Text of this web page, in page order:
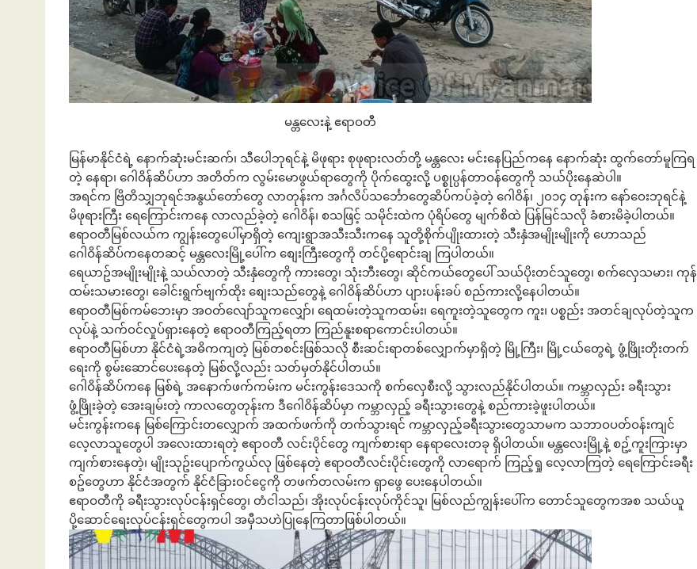
မန္တလေးနဲ့ ဧရာဝတီ
မြန်မာနိုင်ငံရဲ့ နောက်ဆုံးမင်းဆက်၊ သီပေါဘုရင်နဲ့ မိဖုရား စုဖုရားလတ်တို့ မန္တလေး မင်းနေပြည်ကနေ နောက်ဆုံး ထွက်တော်မူကြရ
တဲ့ နေရာ၊ ဂေါဝိန်ဆိပ်ဟာ အတိတ်က လွမ်းမောဖွယ်ရာတွေကို ပိုက်ထွေးလို့ ပစ္စုပ္ပန်တာဝန်တွေကို သယ်ပိုးနေဆဲပါ။
အရင်က ဗြိတိသျှဘုရင်အနွယ်တော်တွေ လာတုန်းက အင်္ဂလိပ်သင်္ဘောတွေဆိပ်ကပ်ခဲ့တဲ့ ဂေါဝိန်၊ ၂၀၁၄ တုန်းက နော်ဝေးဘုရင်နဲ့
မိဖုရားကြီး ရေကြောင်းကနေ လာလည်ခဲ့တဲ့ ဂေါဝိန်၊ စသဖြင့် သမိုင်းထဲက ပုံရိပ်တွေ မျက်စိထဲ ပြန်မြင်သလို ခံစားမိခဲ့ပါတယ်။
ဧရာဝတီမြစ်လယ်က ကျွန်းတွေပေါ်မှာရှိတဲ့ ကျေးရွာအသီးသီးကနေ သူတို့စိုက်ပျိုးထားတဲ့ သီးနှံအမျိုးမျိုးကို ဟောသည်
ဂေါဝိန်ဆိပ်ကနေတဆင့် မန္တလေးမြို့ပေါ်က စျေးကြီးတွေကို တင်ပို့ရောင်းချ ကြပါတယ်။
ရေယာဥ်အမျိုးမျိုးနဲ့ သယ်လာတဲ့ သီးနှံတွေကို ကားတွေ၊ သုံးဘီးတွေ၊ ဆိုင်ကယ်တွေပေါ် သယ်ပိုးတင်သူတွေ၊ စက်လှေသမား၊ ကုန်
ထမ်းသမားတွေ၊ ခေါင်းရွက်ဗျက်ထိုး စျေးသည်တွေနဲ့ ဂေါဝိန်ဆိပ်ဟာ ပျားပန်းခပ် စည်ကားလို့နေပါတယ်။
ဧရာဝတီမြစ်ကမ်ဘေးမှာ အဝတ်လျော်သူကလျှော်၊ ရေထမ်းတဲ့သူကထမ်း၊ ရေကူးတဲ့သူတွေက ကူး၊ ပစ္စည်း အတင်ချလုပ်တဲ့သူက
လုပ်နဲ့ သက်ဝင်လှုပ်ရှားနေတဲ့ ဧရာဝတီကြည့်ရတာ ကြည်နူးစရာကောင်းပါတယ်။
ဧရာဝတီမြစ်ဟာ နိုင်ငံရဲ့အဓိကကျတဲ့ မြစ်တစင်းဖြစ်သလို စီးဆင်းရာတစ်လျှောက်မှာရှိတဲ့ မြို့ကြီး၊ မြို့ငယ်တွေရဲ့ ဖွံ့ဖြိုးတိုးတက်
ရေးကို စွမ်းဆောင်ပေးနေတဲ့ မြစ်လို့လည်း သတ်မှတ်နိုင်ပါတယ်။
ဂေါဝိန်ဆိပ်ကနေ မြစ်ရဲ့ အနောက်ဖက်ကမ်းက မင်းကွန်းဒေသကို စက်လှေစီးလို့ သွားလည်နိုင်ပါတယ်။ ကမ္ဘာလှည်း ခရီးသွား
ဖွံ့ဖြိုးခဲ့တဲ့ အေးချမ်းတဲ့ ကာလတွေတုန်းက ဒီဂေါဝိန်ဆိပ်မှာ ကမ္ဘာလှည့် ခရီးသွားတွေနဲ့ စည်ကားခဲ့ဖူးပါတယ်။
မင်းကွန်းကနေ မြစ်ကြောင်းတလျှောက် အထက်ဖက်ကို တက်သွားရင် ကမ္ဘာလှည့်ခရီးသွားတွေသာမက သဘာဝပတ်ဝန်းကျင်
လေ့လာသူတွေပါ အလေးထားရတဲ့ ဧရာဝတီ လင်းပိုင်တွေ ကျက်စားရာ နေရာလေးတခု ရှိပါတယ်။ မန္တလေးမြို့နဲ့ စဥ့်ကူးကြားမှာ
ကျက်စားနေတဲ့၊ မျိုးသုဥ်းပျောက်ကွယ်လု ဖြစ်နေတဲ့ ဧရာဝတီလင်းပိုင်းတွေကို လာရောက် ကြည့်ရှု လေ့လာကြတဲ့ ရေကြောင်းခရီး
စဥ်တွေဟာ နိုင်ငံအတွက် နိုင်ငံခြားဝင်ငွေကို တဖက်တလမ်းက ရှာဖွေ ပေးနေပါတယ်။
ဧရာဝတီကို ခရီးသွားလုပ်ငန်းရှင်တွေ၊ တံငါသည်၊ အိုးလုပ်ငန်းလုပ်ကိုင်သူ၊ မြစ်လည်ကျွန်းပေါ်က တောင်သူတွေကအစ သယ်ယူ
ပို့ဆောင်ရေးလုပ်ငန်းရှင်တွေကပါ အမှီသဟဲပြုနေကြတာဖြစ်ပါတယ်။